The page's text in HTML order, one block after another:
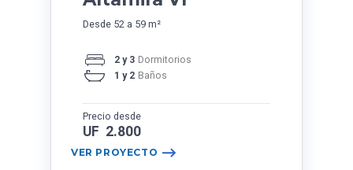
Desde 52 a 59 m²
2 y 3 Dormitorios
1 y 2 Baños
Precio desde
UF 2.800
VER PROYECTO